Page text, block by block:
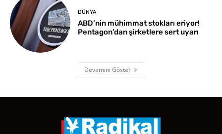
DÜNYA
ABD’nin mühimmat stokları eriyor!
Pentagon’dan şirketlere sert uyarı
Devamını Göster